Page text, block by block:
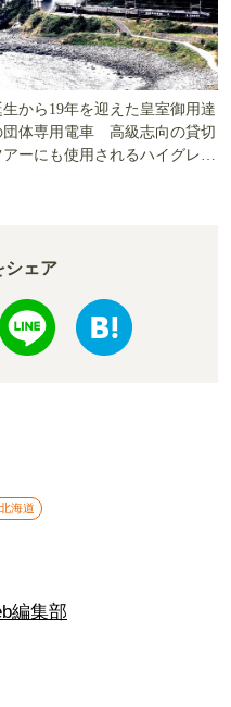
生から19年を迎えた皇室御用達
団体専用電車 高級志向の貸切
アーにも使用されるハイグレー
シェア
海道
編集部